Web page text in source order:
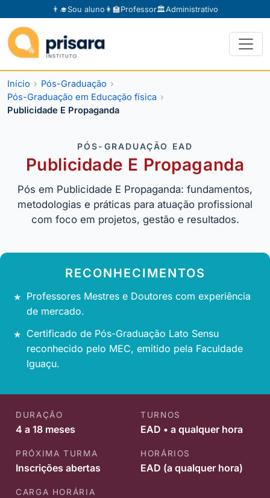
👨‍🎓Sou aluno 👩‍🏫Professor🏛️Administrativo
Início
Pós-Graduação
Pós-Graduação em Educação física
Publicidade E Propaganda
PÓS-GRADUAÇÃO EAD
Publicidade E Propaganda
Pós em Publicidade E Propaganda: fundamentos,
metodologias e práticas para atuação profissional
com foco em projetos, gestão e resultados.
RECONHECIMENTOS
Professores Mestres e Doutores com experiência
de mercado.
Certificado de Pós-Graduação Lato Sensu
reconhecido pelo MEC, emitido pela Faculdade
Iguaçu.
DURAÇÃO
4 a 18 meses
TURNOS
EAD • a qualquer hora
PRÓXIMA TURMA
Inscrições abertas
HORÁRIOS
EAD (a qualquer hora)
CARGA HORÁRIA